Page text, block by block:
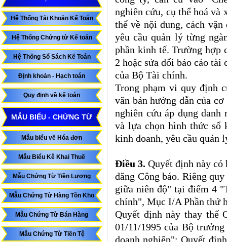
Hệ Thống Tải Khoản Kế Toán
Hệ Thống Chứng từ Kế toán
Hệ Thống Sổ Sách Kế Toán
Định khoản - Hạch toán
Quy định về kế toán
MẪU BIỂU - CHỨNG TỪ
Mẫu biểu về Hóa đơn
Mẫu Biểu Kê Khai Thuế
Mẫu Chứng Từ Tiền Lương
Mẫu Chứng Từ Hàng Tồn Kho
Mẫu Chứng Từ Bán Hàng
Mẫu Chứng Từ Tiền Tệ
nghiên cứu, cụ thể hoá và
thể về nội dung, cách
yêu cầu quản lý từng
phần kinh tế. Trường hợp
2 hoặc sửa đổi báo cáo tài
của Bộ Tài chính.
Trong phạm vi quy định
văn bản hướng dẫn của
nghiên cứu áp dụng
và lựa chọn hình thức sổ
kinh doanh, yêu cầu quản
Điều 3. Quyết định này có
đăng Công báo. Riêng
giữa niên độ" tại điểm 4
chính", Mục I/A Phần thứ
Quyết định này thay thế
01/11/1995 của Bộ
doanh nghiệp"; Quyết